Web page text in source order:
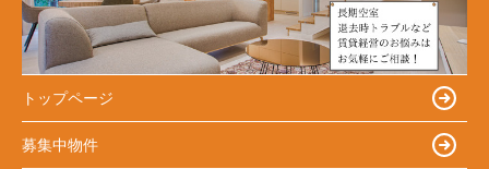
トップページ
募集中物件